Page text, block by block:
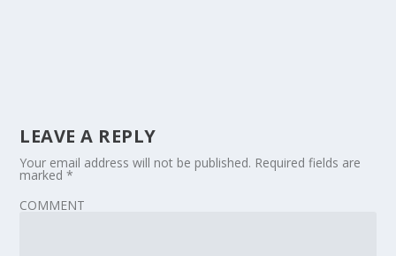
LEAVE A REPLY
Your email address will not be published. Required fields are
marked*
COMMENT